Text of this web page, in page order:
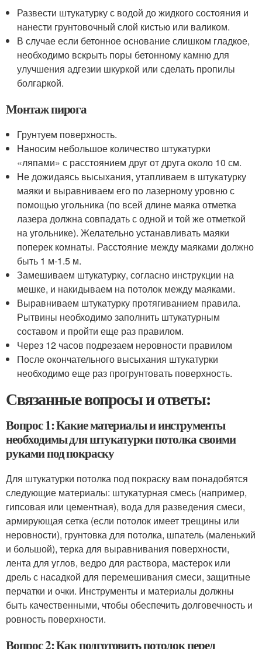
Развести штукатурку с водой до жидкого состояния и
нанести грунтовочный слой кистью или валиком.
В случае если бетонное основание слишком гладкое,
необходимо вскрыть поры бетонному камню для
улучшения адгезии шкуркой или сделать пропилы
болгаркой.
Монтаж пирога
Грунтуем поверхность.
Наносим небольшое количество штукатурки
«ляпами» с расстоянием друг от друга около 10 см.
Не дожидаясь высыхания, утапливаем в штукатурку
маяки и выравниваем его по лазерному уровню с
помощью угольника (по всей длине маяка отметка
лазера должна совпадать с одной и той же отметкой
на угольнике). Желательно устанавливать маяки
поперек комнаты. Расстояние между маяками должно
быть 1 м-1.5 м.
Замешиваем штукатурку, согласно инструкции на
мешке, и накидываем на потолок между маяками.
Выравниваем штукатурку протягиванием правила.
Рытвины необходимо заполнить штукатурным
составом и пройти еще раз правилом.
Через 12 часов подрезаем неровности правилом
После окончательного высыхания штукатурки
необходимо еще раз прогрунтовать поверхность.
Связанные вопросы и ответы:
Вопрос 1: Какие материалы и инструменты
необходимы для штукатурки потолка своими
руками под покраску
Для штукатурки потолка под покраску вам понадобятся
следующие материалы: штукатурная смесь (например,
гипсовая или цементная), вода для разведения смеси,
армирующая сетка (если потолок имеет трещины или
неровности), грунтовка для потолка, шпатель (маленький
и большой), терка для выравнивания поверхности,
лента для углов, ведро для раствора, мастерок или
дрель с насадкой для перемешивания смеси, защитные
перчатки и очки. Инструменты и материалы должны
быть качественными, чтобы обеспечить долговечность и
ровность поверхности.
Вопрос 2: Как подготовить потолок перед